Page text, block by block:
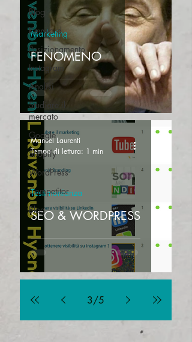
Blog
Keyword
Posizionamento
Instagram
Analisi
Studiare il
mercato
Google
Shopify
WordPress
Competitor
Blog
FENOMENO
Marketing
SEO & WORDPRESS
Testimonianza
Manuel Laurenti
Tempo di lettura: 1 min
3/5